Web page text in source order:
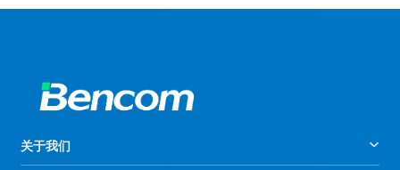
关于我们